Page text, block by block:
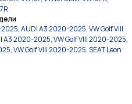
AUDI A3 2020-2025, VW Golf VIII
2020-2025, VW Golf VIII 2020-2025,
VW Golf VIII 2020-2025, SEAT Leon